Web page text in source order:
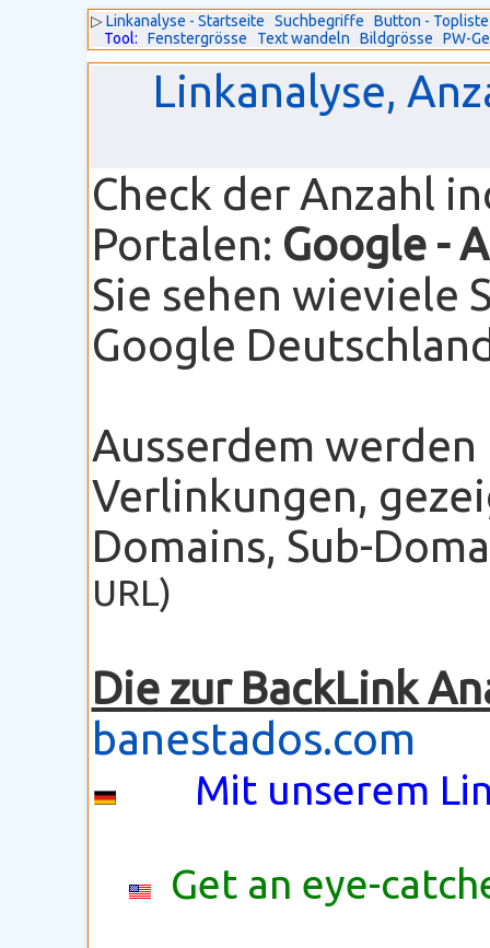
▷Linkanalyse - Startseite Suchbegriffe
Button - Topliste
Tool:
Fenstergrösse Text wandeln Bildgrösse PW-
Linkanalyse,
Check der Anzahl
Portalen: Google -
Sie sehen wieviele
Google
Ausserdem
Verlinkungen,
Domains, Sub-
URL)
Die zur BackLink
banestados.com
Mit unserem
Get an eye-